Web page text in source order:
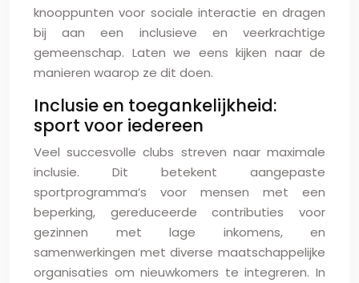
knooppunten voor sociale interactie en dragen
bij aan een inclusieve en veerkrachtige
gemeenschap. Laten we eens kijken naar de
manieren waarop ze dit doen.
Inclusie en toegankelijkheid:
sport voor iedereen
Veel succesvolle clubs streven naar maximale
inclusie. Dit betekent aangepaste
sportprogramma’s voor mensen met een
beperking, gereduceerde contributies voor
gezinnen met lage inkomens, en
samenwerkingen met diverse maatschappelijke
organisaties om nieuwkomers te integreren. In